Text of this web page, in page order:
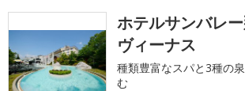
ホテルサンバレ
ヴィーナス
種類豊富なスパと3種の
む